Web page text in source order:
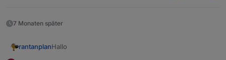
7 Monaten später
rantanplanHallo